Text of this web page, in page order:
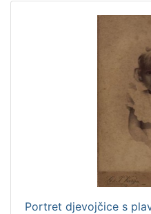
Portret djevojčice s